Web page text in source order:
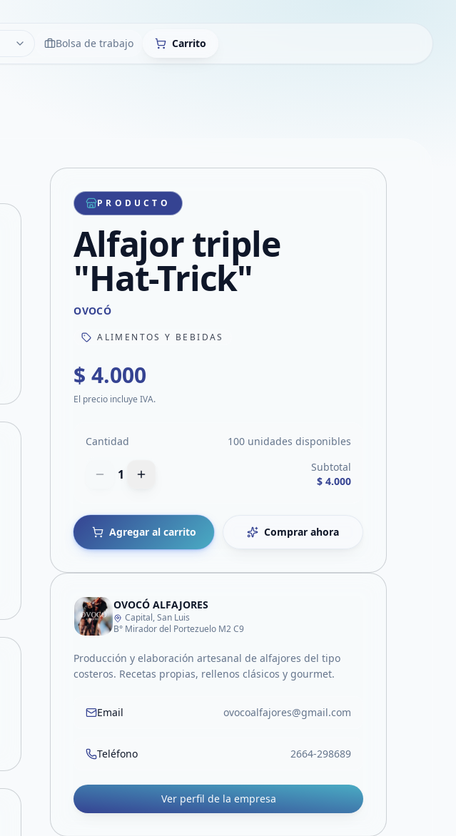
LimpiarBolsa de trabajo Carrito
Compartir producto
Compartir por WhatsApp
Compartir por mail
Compartir en Facebook
Compartir en X
PRODUCTO
Alfajor triple
"Hat-Trick"
OVOCÓ
ALIMENTOS Y BEBIDAS
$ 4.000
El precio incluye IVA.
Cantidad 100 unidades disponibles
1
Subtotal
$ 4.000
Agregar al carrito Comprar ahora
OVOCÓ ALFAJORES
Capital, San Luis
B° Mirador del Portezuelo M2 C9
Producción y elaboración artesanal de alfajores del tipo
costeros. Recetas propias, rellenos clásicos y gourmet.
Email ovocoalfajores@gmail.com
Teléfono 2664-298689
Ver perfil de la empresa